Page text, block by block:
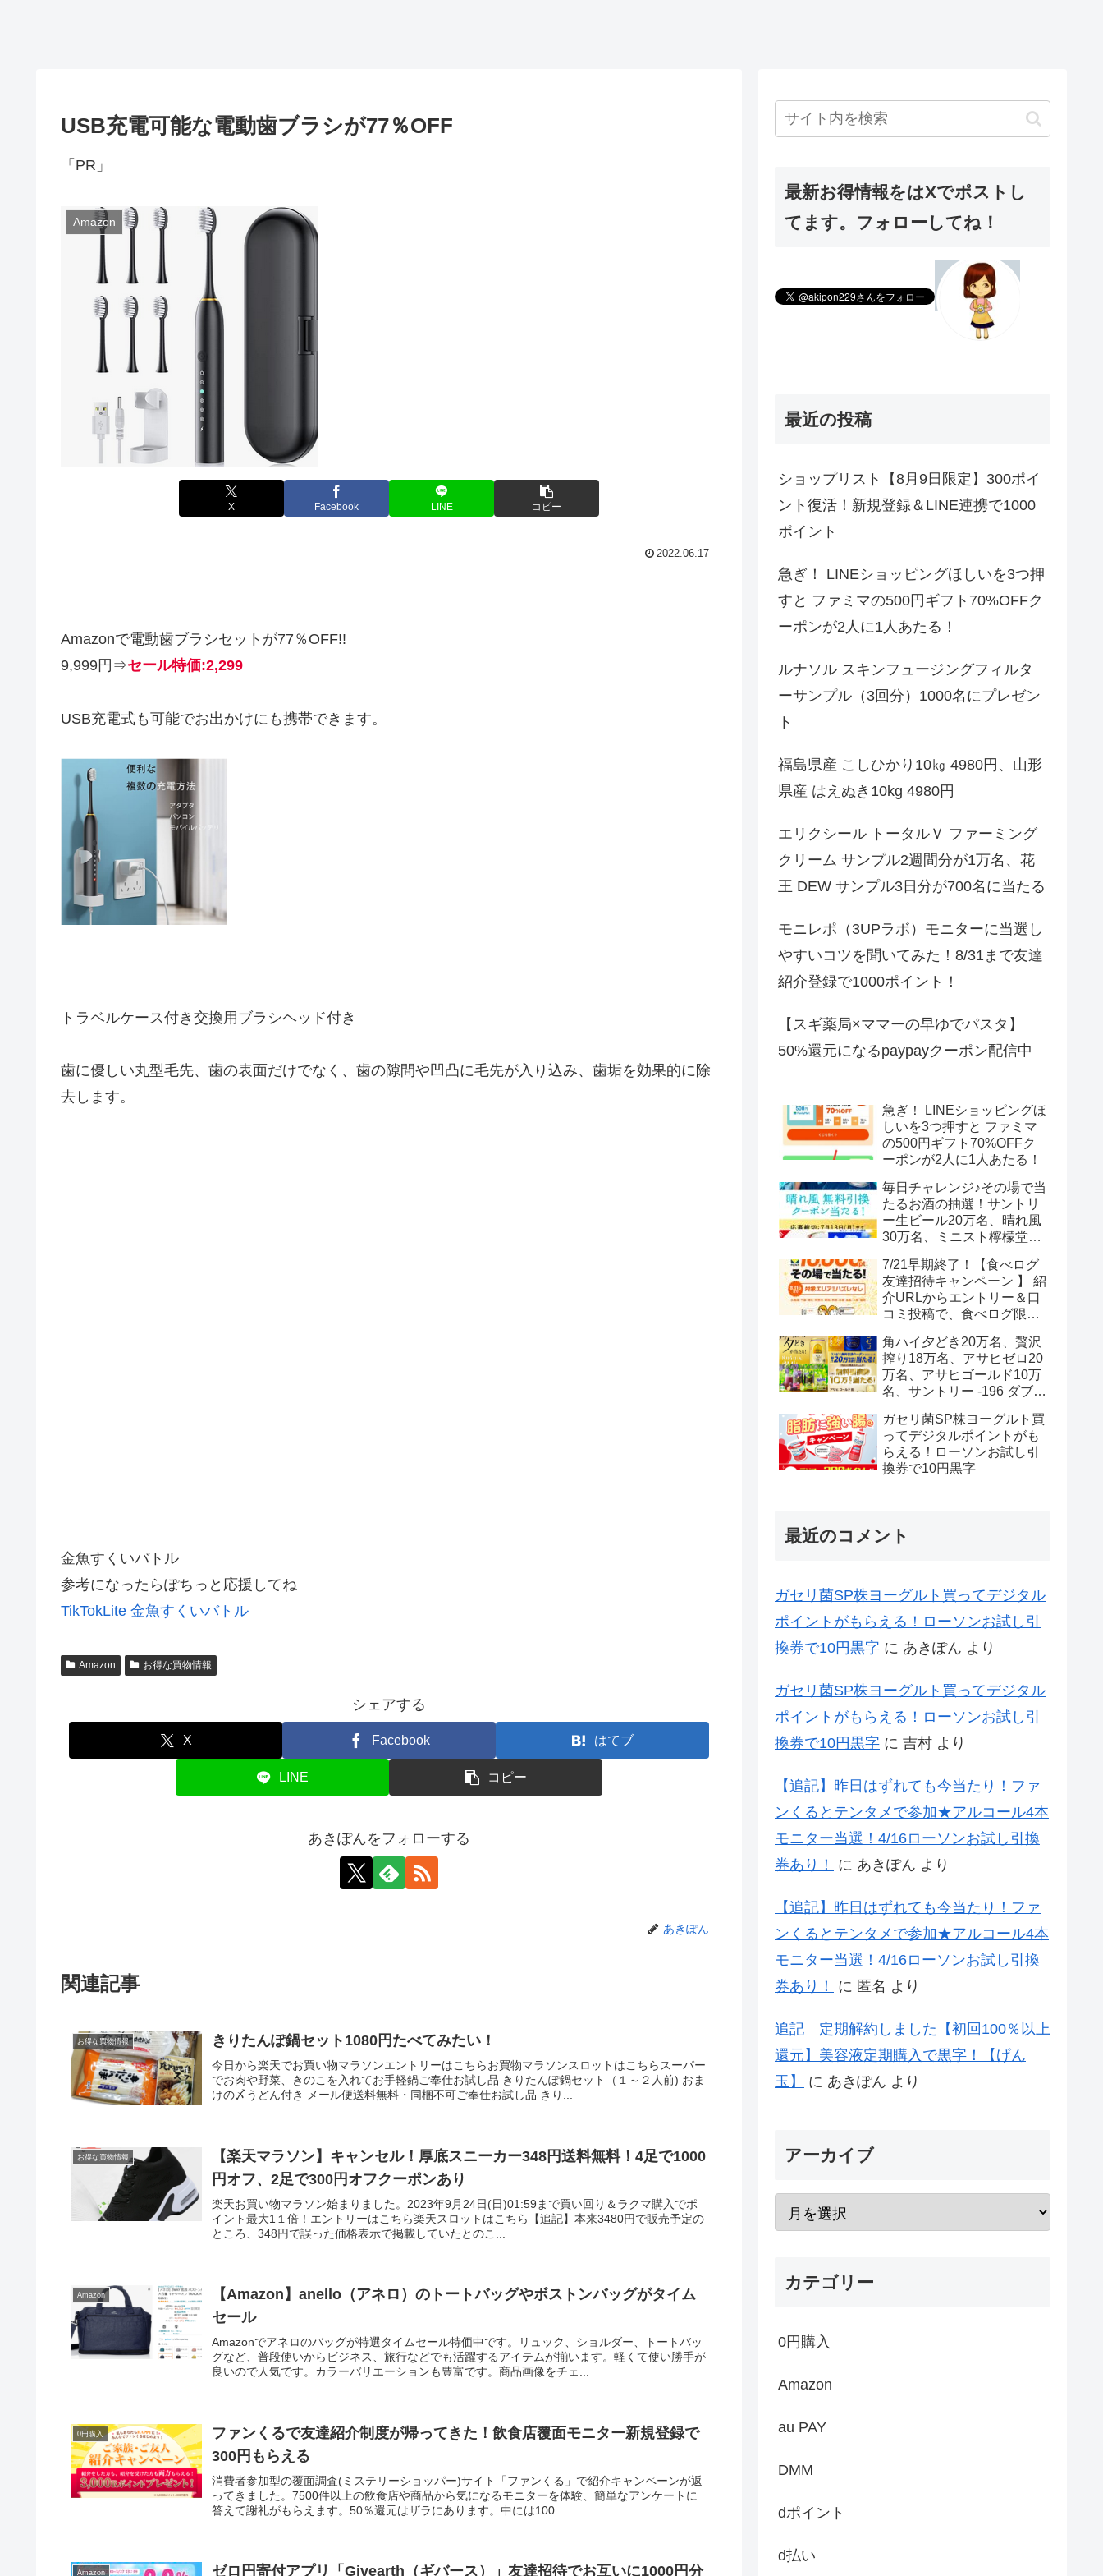
USB充電可能な電動歯ブラシが77％OFF
「PR」
Amazon
X Facebook LINE コピー
2022.06.17
Amazonで電動歯ブラシセットが77％OFF!!
9,999円⇒セール特価:2,299
USB充電式も可能でお出かけにも携帯できます。
トラベルケース付き 交換用ブラシヘッド付き
歯に優しい丸型毛先、歯の表面だけでなく、歯の隙間や凹凸に毛先が入り込み、歯垢を効果的に除
去します。
金魚すくいバトル
参考になったらぽちっと応援してね
TikTokLite 金魚すくいバトル
Amazon お得な買物情報
シェアする
X Facebook はてブ
LINE コピー
あきぽんをフォローする
あきぽん
関連記事
お得な買物情報 きりたんぽ鍋セット1080円たべてみたい！
今日から楽天でお買い物マラソンエントリーはこちらお買物マラソンスロットはこちらスーパー
でお肉や野菜、きのこを入れてお手軽鍋ご奉仕お試し品 きりたんぽ鍋セット（１～２人前) おま
けの〆うどん付き メール便送料無料・同梱不可ご奉仕お試し品 きり...
お得な買物情報
【楽天マラソン】キャンセル！厚底スニーカー348円送料無料！4足で1000
円オフ、2足で300円オフクーポンあり
楽天お買い物マラソン始まりました。2023年9月24日(日)01:59まで買い回り＆ラクマ購入でポ
イント最大1１倍！エントリーはこちら楽天スロットはこちら【追記】本来3480円で販売予定の
ところ、348円で誤った価格表示で掲載していたとのこ...
Amazon
【Amazon】anello（アネロ）のトートバッグやボストンバッグがタイム
セール
Amazonでアネロのバッグが特選タイムセール特価中です。リュック、ショルダー、トートバッ
グなど、普段使いからビジネス、旅行などでも活躍するアイテムが揃います。軽くて使い勝手が
良いので人気です。カラーバリエーションも豊富です。商品画像をチェ...
0円購入
ファンくるで友達紹介制度が帰ってきた！飲食店覆面モニター新規登録で
300円もらえる
消費者参加型の覆面調査(ミステリーショッパー)サイト「ファンくる」で紹介キャンペーンが返
ってきました。7500件以上の飲食店や商品から気になるモニターを体験、簡単なアンケートに
答えて謝礼がもらえます。50％還元はザラにあります。中には100...
Amazon ゼロ円寄付アプリ「Givearth（ギバース）」友達招待でお互いに1000円分
最新お得情報をはXでポストし
てます。フォローしてね！
最近の投稿
ショップリスト【8月9日限定】300ポイ
ント復活！新規登録＆LINE連携で1000
ポイント
急ぎ！ LINEショッピングほしいを3つ押
すと ファミマの500円ギフト70%OFFク
ーポンが2人に1人あたる！
ルナソル スキンフュージングフィルタ
ーサンプル（3回分）1000名にプレゼン
ト
福島県産 こしひかり10㎏ 4980円、山形
県産 はえぬき10kg 4980円
エリクシール トータルＶ ファーミング
クリーム サンプル2週間分が1万名、花
王 DEW サンプル3日分が700名に当たる
モニレポ（3UPラボ）モニターに当選し
やすいコツを聞いてみた！8/31まで友達
紹介登録で1000ポイント！
【スギ薬局×ママーの早ゆでパスタ】
50%還元になるpaypayクーポン配信中
急ぎ！ LINEショッピングほ
しいを3つ押すと ファミマ
の500円ギフト70%OFFク
ーポンが2人に1人あたる！
毎日チャレンジ♪その場で当
たるお酒の抽選！サントリ
ー生ビール20万名、晴れ風
30万名、ミニスト檸檬堂2
ボール12.3万名
7/21早期終了！【食べログ
友達招待キャンペーン 】 紹
介URLからエントリー＆口
コミ投稿で、食べログ限定
トがもらえる
角ハイ夕どき20万名、贅沢
搾り18万名、アサヒゼロ20
万名、アサヒゴールド10万
名、サントリー -196 ダブル
ガセリ菌SP株ヨーグルト買
ってデジタルポイントがも
らえる！ローソンお試し引
換券で10円黒字
最近のコメント
ガセリ菌SP株ヨーグルト買ってデジタル
ポイントがもらえる！ローソンお試し引
換券で10円黒字 に あきぽん より
ガセリ菌SP株ヨーグルト買ってデジタル
ポイントがもらえる！ローソンお試し引
換券で10円黒字 に 吉村 より
【追記】昨日はずれても今当たり！ファ
ンくるとテンタメで参加★アルコール4本
モニター当選！4/16ローソンお試し引換
券あり！
に あきぽん より
【追記】昨日はずれても今当たり！ファ
ンくるとテンタメで参加★アルコール4本
モニター当選！4/16ローソンお試し引換
券あり！
に 匿名 より
追記 定期解約しました【初回100％以上
還元】美容液定期購入で黒字！【げん
玉】
に あきぽん より
アーカイブ
カテゴリー
0円購入
Amazon
au PAY
DMM
dポイント
d払い